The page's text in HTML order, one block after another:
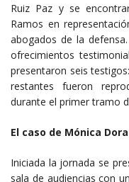
Ruiz Paz y se
Ramos en
abogados de la
ofrecimientos
presentaron seis
restantes fueron
durante el primer tramo
El caso de Mónica
Iniciada la jornada se
sala de audiencias con